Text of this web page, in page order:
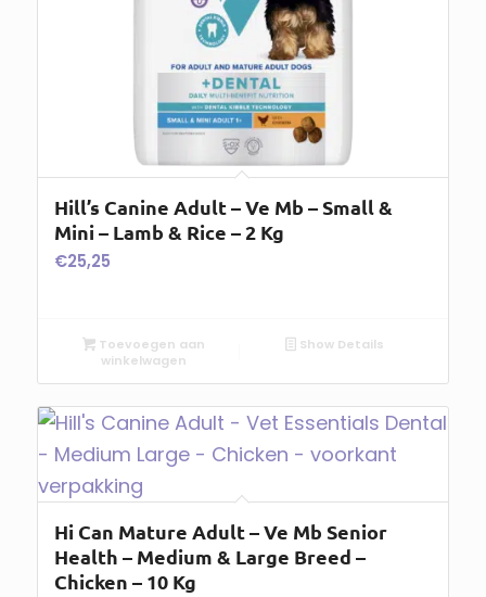
Hill’s Canine Adult – Ve Mb – Small &
Mini – Lamb & Rice – 2 Kg
€25,25
Toevoegen aan
winkelwagen
Show Details
Hi Can Mature Adult – Ve Mb Senior
Health – Medium & Large Breed –
Chicken – 10 Kg